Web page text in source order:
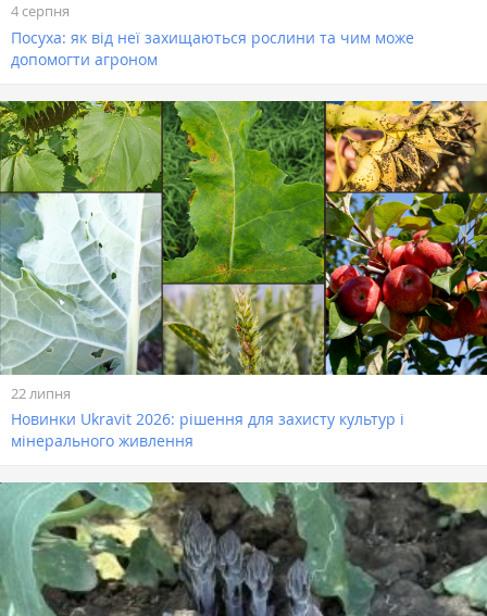
4 серпня
Посуха: як від неї захищаються рослини та чим може
допомогти агроном
22 липня
Новинки Ukravit 2026: рішення для захисту культур і
мінерального живлення